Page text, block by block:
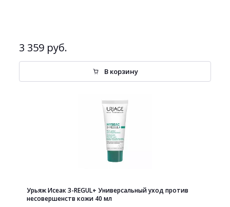
3 359 руб.
В корзину
Урьяж Исеак 3-REGUL+ Универсальный уход против
несовершенств кожи 40 мл